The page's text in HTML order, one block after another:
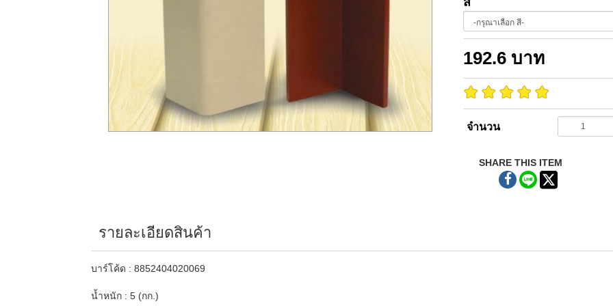
192.6 บาท
จำนวน
SHARE THIS ITEM
รายละเอียดสินค้า
บาร์โค้ด : 8852404020069
น้ำหนัก : 5 (กก.)